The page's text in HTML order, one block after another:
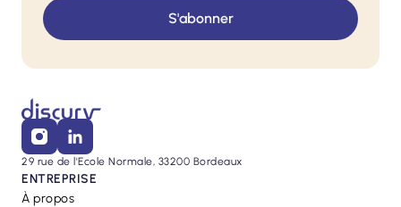
29 rue de l'Ecole Normale, 33200 Bordeaux
ENTREPRISE
À propos